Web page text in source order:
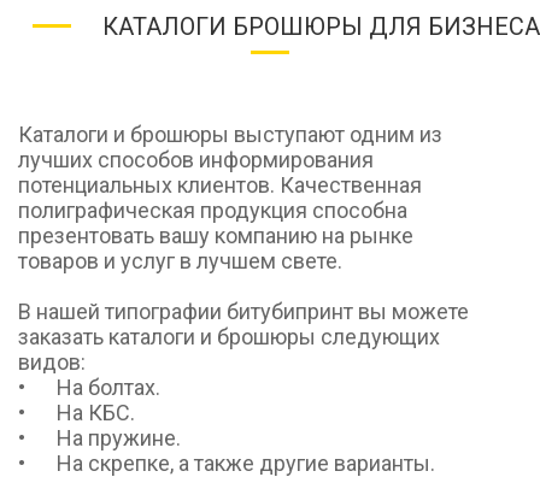
КАТАЛОГИ БРОШЮРЫ ДЛЯ БИЗНЕСА
Каталоги и брошюры выступают одним из
лучших способов информирования
потенциальных клиентов. Качественная
полиграфическая продукция способна
презентовать вашу компанию на рынке
товаров и услуг в лучшем свете.
В нашей типографии битубипринт вы можете
заказать каталоги и брошюры следующих
видов:
•	На болтах.
•	На КБС.
•	На пружине.
•	На скрепке, а также другие варианты.